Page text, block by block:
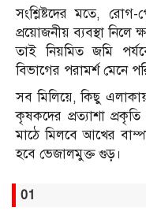
সংশ্লিষ্টদের মতে,
প্রয়োজনীয় ব্যবস্থা নিলে
তাই নিয়মিত জমি
বিভাগের পরামর্শ মেনে
সব মিলিয়ে, কিছু
কৃষকদের প্রত্যাশা
মাঠে মিলবে আখের
হবে ভেজালমুক্ত গুড়।
01